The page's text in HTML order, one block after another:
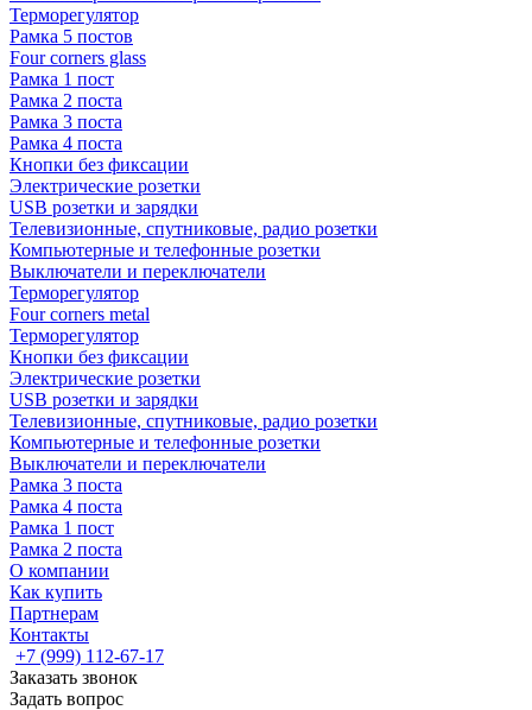
Терморегулятор
Рамка 5 постов
Four corners glass
Рамка 1 пост
Рамка 2 поста
Рамка 3 поста
Рамка 4 поста
Кнопки без фиксации
Электрические розетки
USB розетки и зарядки
Телевизионные, спутниковые, радио розетки
Компьютерные и телефонные розетки
Выключатели и переключатели
Терморегулятор
Four corners metal
Терморегулятор
Кнопки без фиксации
Электрические розетки
USB розетки и зарядки
Телевизионные, спутниковые, радио розетки
Компьютерные и телефонные розетки
Выключатели и переключатели
Рамка 3 поста
Рамка 4 поста
Рамка 1 пост
Рамка 2 поста
О компании
Как купить
Партнерам
Контакты
+7 (999) 112-67-17
Заказать звонок
Задать вопрос